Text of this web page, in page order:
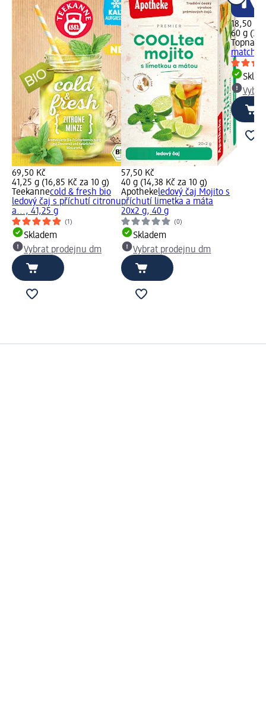
69,50 Kč
41,25 g (16,85 Kč za 10 g)
Teekannecold & fresh bio
ledový čaj s příchutí citronu
a..., 41,25 g
(1)
Skladem
Vybrat prodejnu dm
57,50 Kč
40 g (14,38 Kč za 10 g)
Apothekeledový čaj Mojito s
příchutí limetka a máta
20x2 g, 40 g
(0)
Skladem
Vybrat prodejnu dm
18,50 Kč
60 g
Topnatur
matcha